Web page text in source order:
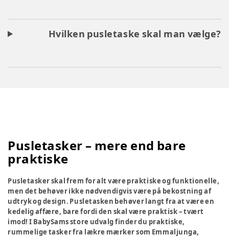
Hvilken pusletaske skal man vælge?
Pusletasker – mere end bare
praktiske
Pusletasker skal frem for alt være praktiske og funktionelle,
men det behøver ikke nødvendigvis være på bekostning af
udtryk og design. Pusletasken behøver langt fra at være en
kedelig affære, bare fordi den skal være praktisk – tvært
imod! I BabySams store udvalg finder du praktiske,
rummelige tasker fra lækre mærker som Emmaljunga,